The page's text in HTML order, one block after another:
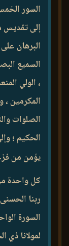
السور
إلى تقديس
البرهان
السميع
، الولي
المكرمين
الصلوات
الحكيم ؛
يؤمن من
كل واحدة
ربنا
السورة
لمولانا ذي